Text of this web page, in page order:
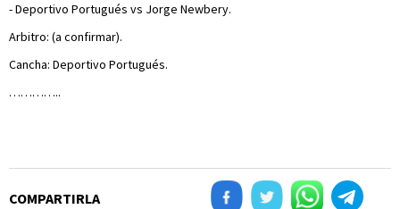
- Deportivo Portugués vs Jorge Newbery.
Arbitro: (a confirmar).
Cancha: Deportivo Portugués.
…………..
COMPARTIRLA